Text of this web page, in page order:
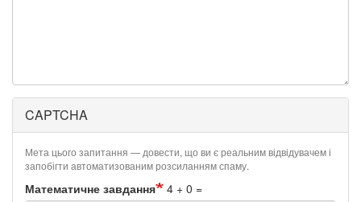
CAPTCHA
Мета цього запитання — довести, що ви є реальним відвідувачем і
запобігти автоматизованим розсиланням спаму.
Математичне завдання 4 + 0 =